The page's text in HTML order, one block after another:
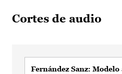
Cortes de audio
Fernández Sanz: Modelo